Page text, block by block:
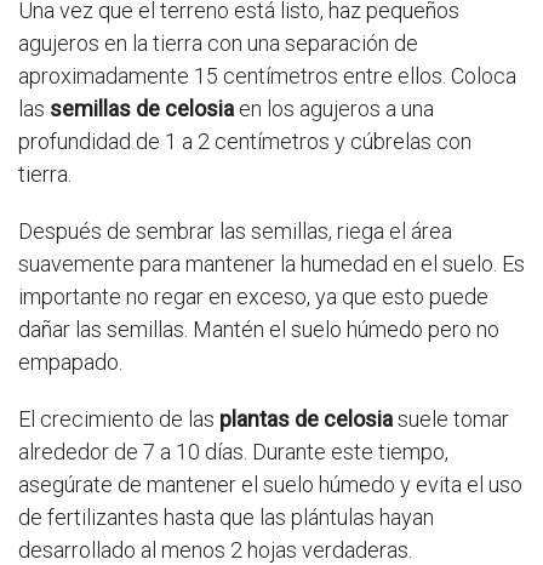
Una vez que el terreno está listo, haz pequeños
agujeros en la tierra con una separación de
aproximadamente 15 centímetros entre ellos. Coloca
las semillas de celosia en los agujeros a una
profundidad de 1 a 2 centímetros y cúbrelas con
tierra.
Después de sembrar las semillas, riega el área
suavemente para mantener la humedad en el suelo. Es
importante no regar en exceso, ya que esto puede
dañar las semillas. Mantén el suelo húmedo pero no
empapado.
El crecimiento de las plantas de celosiasuele tomar
alrededor de 7 a 10 días. Durante este tiempo,
asegúrate de mantener el suelo húmedo y evita el uso
de fertilizantes hasta que las plántulas hayan
desarrollado al menos 2 hojas verdaderas.